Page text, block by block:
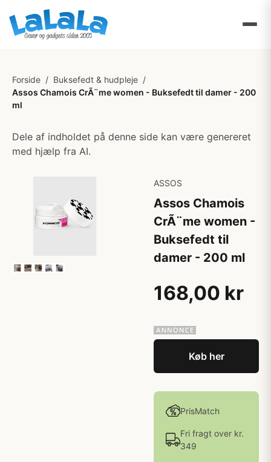
Forside / Buksefedt & hudpleje /
Assos Chamois CrÃ¨me women - Buksefedt til damer - 200
ml
Dele af indholdet på denne side kan være genereret
med hjælp fra AI.
ASSOS
Assos Chamois
CrÃ¨me women -
Buksefedt til
damer - 200 ml
168,00 kr
Køb her
PrisMatch
Fri fragt over kr.
349